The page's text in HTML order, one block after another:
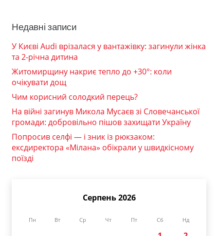
Недавні записи
У Києві Audi врізалася у вантажівку: загинули жінка
та 2-річна дитина
Житомирщину накриє тепло до +30°: коли
очікувати дощ
Чим корисний солодкий перець?
На війні загинув Микола Мусаєв зі Словечанської
громади: добровільно пішов захищати Україну
Попросив селфі — і зник із рюкзаком:
ексдиректора «Мілана» обікрали у швидкісному
поїзді
Серпень 2026
Пн Вт Ср Чт Пт Сб Нд